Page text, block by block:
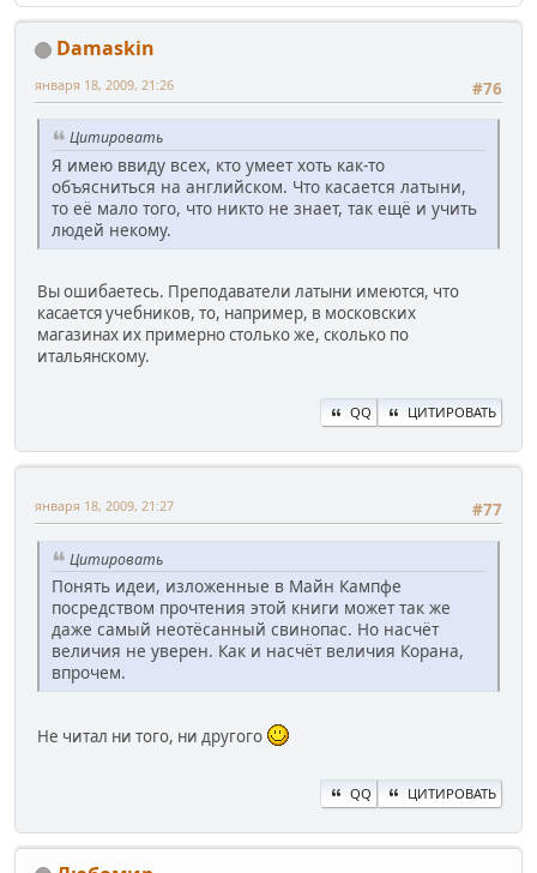
Damaskin
#76
января 18, 2009, 21:26
Цитировать
Я имею ввиду всех, кто умеет хоть как-то
объясниться на английском. Что касается латыни,
то её мало того, что никто не знает, так ещё и учить
людей некому.
Вы ошибаетесь. Преподаватели латыни имеются, что
касается учебников, то, например, в московских
магазинах их примерно столько же, сколько по
итальянскому.
QQ ЦИТИРОВАТЬ
#77
января 18, 2009, 21:27
Цитировать
Понять идеи, изложенные в Майн Кампфе
посредством прочтения этой книги может так же
даже самый неотёсанный свинопас. Но насчёт
величия не уверен. Как и насчёт величия Корана,
впрочем.
Не читал ни того, ни другого
QQ ЦИТИРОВАТЬ